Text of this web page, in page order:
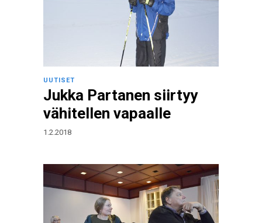
UUTISET
Jukka Partanen siirtyy
vähitellen vapaalle
1.2.2018